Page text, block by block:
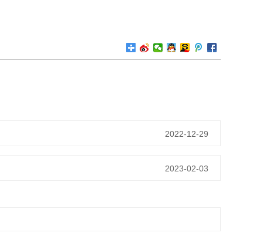
2022-12-29
2023-02-03